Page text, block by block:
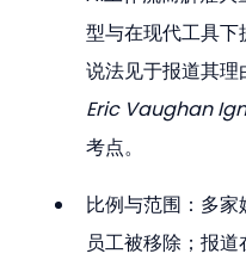
型与在现代工具
说法见于报道其
Eric Vaughan
考点。
比例与范围：多
员工被移除；报